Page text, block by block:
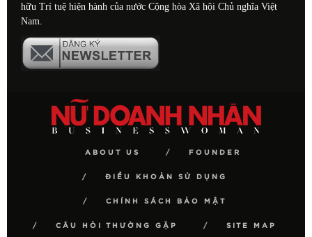
hữu Trí tuệ hiện hành của nước Cộng hòa Xã hội Chủ nghĩa Việt
Nam.
ABOUT US FOUNDER
ĐIỀU KHOẢN SỬ DỤNG
CHÍNH SÁCH BẢO MẬT
CÂU HỎI THƯỜNG GẶP SITE MAP